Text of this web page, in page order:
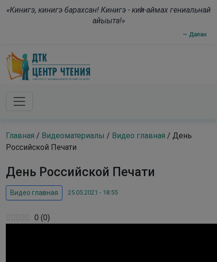
«Кинигэ, кинигэ барахсан! Кинигэ - киһи-аймах гениальнай
айыыта!»
— Далан
Skip to main content
Главная / Видеоматериалы / Видео главная / День
Российской Печати
День Российской Печати
Видео главная 25.05.2021 - 18:55
0 (0)
modal-check